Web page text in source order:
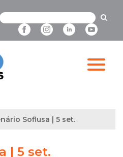
Soflusa | 5 set.
| 5 set.